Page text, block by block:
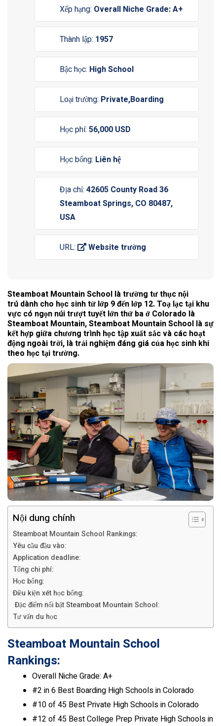
Xếp hạng: Overall Niche Grade: A+
Thành lập: 1957
Bậc học: High School
Loại trường: Private,Boarding
Học phí: 56,000 USD
Học bổng: Liên hệ
Địa chỉ: 42605 County Road 36
Steamboat Springs, CO 80487,
USA
URL: Website trường
Steamboat Mountain School là trường tư thục nội
trú dành cho học sinh từ lớp 9 đến lớp 12. Toạ lạc tại khu
vực có ngọn núi trượt tuyết lớn thứ ba ở Colorado là
Steamboat Mountain, Steamboat Mountain School là sự
kết hợp giữa chương trình học tập xuất sắc và các hoạt
động ngoài trời, là trải nghiệm đáng giá của học sinh khi
theo học tại trường.
Nội dung chính
Steamboat Mountain School Rankings:
Yêu cầu đầu vào:
Application deadline:
Tổng chi phí:
Học bổng:
Điều kiện xét học bổng:
Đặc điểm nổi bật Steamboat Mountain School:
Tư vấn du học
Steamboat Mountain School
Rankings:
Overall Niche Grade: A+
#2 in 6 Best Boarding High Schools in Colorado
#10 of 45 Best Private High Schools in Colorado
#12 of 45 Best College Prep Private High Schools in